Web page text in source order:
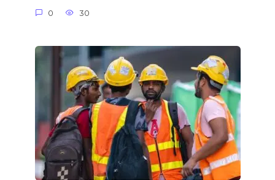
0 30